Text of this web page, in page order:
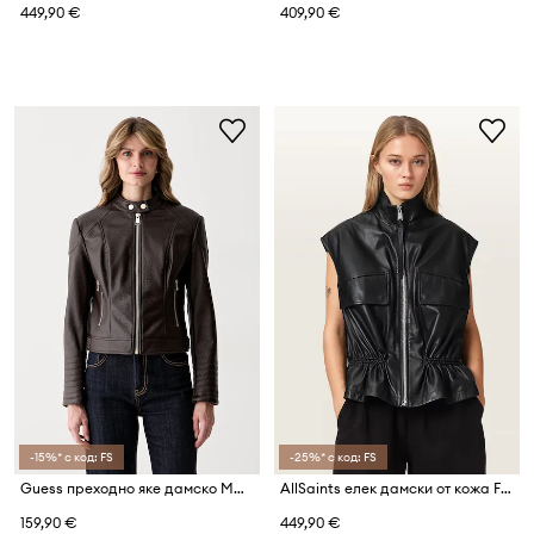
449,90 € 409,90 €
-15%* с код: FS
Guess преходно яке дамско MARLENE
159,90 €
-25%* с код: FS
AllSaints елек дамски от кожа FLOR
449,90 €